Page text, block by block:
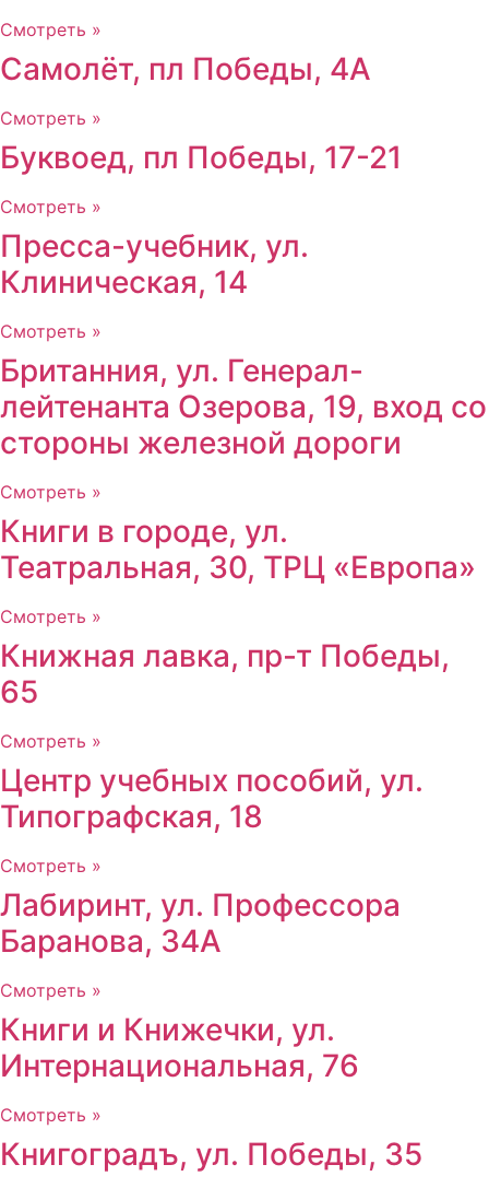
Смотреть »
Самолёт, пл Победы, 4А
Смотреть »
Буквоед, пл Победы, 17-21
Смотреть »
Пресса-учебник, ул.
Клиническая, 14
Смотреть »
Британния, ул. Генерал-
лейтенанта Озерова, 19, вход со
стороны железной дороги
Смотреть »
Книги в городе, ул.
Театральная, 30, ТРЦ «Европа»
Смотреть »
Книжная лавка, пр-т Победы,
65
Смотреть »
Центр учебных пособий, ул.
Типографская, 18
Смотреть »
Лабиринт, ул. Профессора
Баранова, 34А
Смотреть »
Книги и Книжечки, ул.
Интернациональная, 76
Смотреть »
Книгоградъ, ул. Победы, 35